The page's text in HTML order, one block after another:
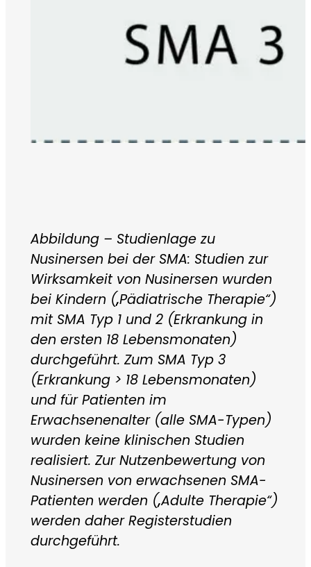
Abbildung – Studienlage zu
Nusinersen bei der SMA: Studien zur
Wirksamkeit von Nusinersen wurden
bei Kindern („Pädiatrische Therapie“)
mit SMA Typ 1 und 2 (Erkrankung in
den ersten 18 Lebensmonaten)
durchgeführt. Zum SMA Typ 3
(Erkrankung > 18 Lebensmonaten)
und für Patienten im
Erwachsenenalter (alle SMA-Typen)
wurden keine klinischen Studien
realisiert. Zur Nutzenbewertung von
Nusinersen von erwachsenen SMA-
Patienten werden („Adulte Therapie“)
werden daher Registerstudien
durchgeführt.